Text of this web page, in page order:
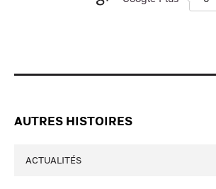
AUTRES HISTOIRES
ACTUALITÉS